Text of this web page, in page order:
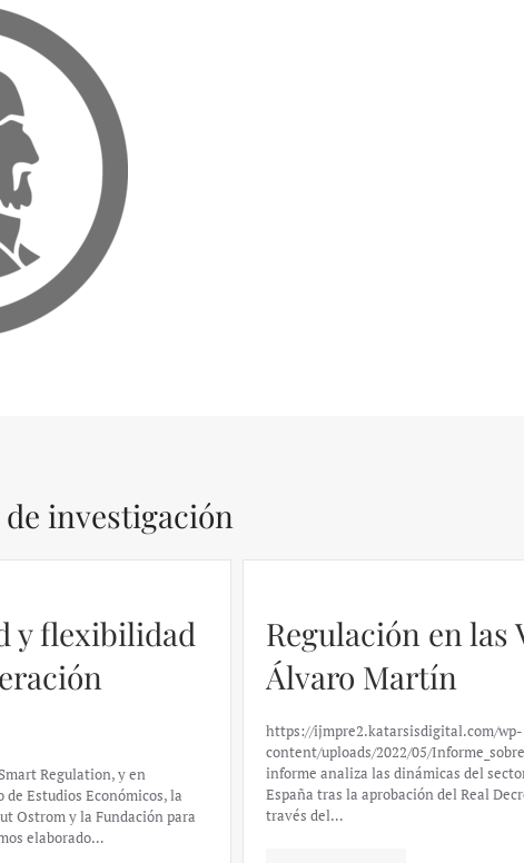
investigación
y flexibilidad
Regulation, y en
Estudios Económicos, la
Ostrom y la Fundación para
elaborado…
Regulación en las
Álvaro Martín
https://ijmpre2.katarsisdigital.com/wp-
content/uploads/2022/05/
informe analiza las dinámicas del
España tras la aprobación del Real
través del…